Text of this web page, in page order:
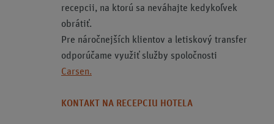
recepcii, na ktorú sa neváhajte kedykoľvek
obrátiť.
Pre náročnejších klientov a letiskový transfer
odporúčame využiť služby spoločnosti
Carsen.
KONTAKT NA RECEPCIU HOTELA